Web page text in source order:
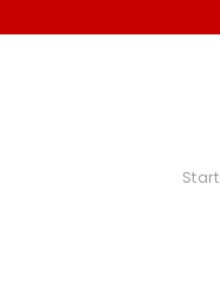
Start